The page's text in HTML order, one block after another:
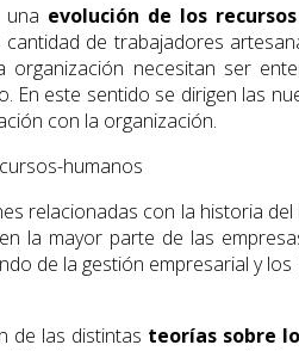
evolución de los
de trabajadores
necesitan ser
En este sentido se dirigen las
con la organización.
relacionadas con la historia
la mayor parte de las
de la gestión empresarial y
de las distintas teorías sobre